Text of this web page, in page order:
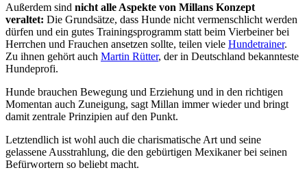
Außerdem sind nicht alle Aspekte von Millans Konzept
veraltet: Die Grundsätze, dass Hunde nicht vermenschlicht werden
dürfen und ein gutes Trainingsprogramm statt beim Vierbeiner bei
Herrchen und Frauchen ansetzen sollte, teilen viele Hundetrainer.
Zu ihnen gehört auch Martin Rütter, der in Deutschland bekannteste
Hundeprofi.
Hunde brauchen Bewegung und Erziehung und in den richtigen
Momentan auch Zuneigung, sagt Millan immer wieder und bringt
damit zentrale Prinzipien auf den Punkt.
Letztendlich ist wohl auch die charismatische Art und seine
gelassene Ausstrahlung, die den gebürtigen Mexikaner bei seinen
Befürwortern so beliebt macht.